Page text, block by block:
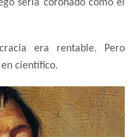
sería coronado como el
era rentable. Pero
científico.